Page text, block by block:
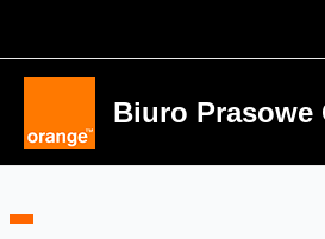
Biuro Prasowe